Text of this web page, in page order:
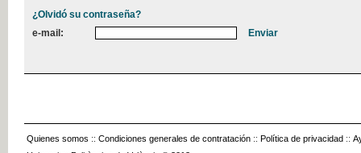
¿Olvidó su contraseña?
e-mail:
Quienes somos :: Condiciones generales de contratación :: Política de privacidad ::